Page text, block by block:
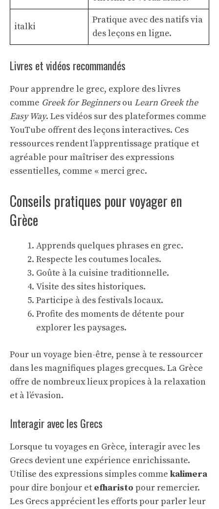
italki
Pratique avec des natifs via
des leçons en ligne.
Livres et vidéos recommandés
Pour apprendre le grec, explore des livres
comme Greek for Beginnersou Learn Greek the
Easy Way. Les vidéos sur des plateformes comme
YouTube offrent des leçons interactives. Ces
ressources rendent l’apprentissage pratique et
agréable pour maîtriser des expressions
essentielles, comme « merci grec.
Conseils pratiques pour voyager en
Grèce
Apprends quelques phrases en grec.
Respecte les coutumes locales.
Goûte à la cuisine traditionnelle.
Visite des sites historiques.
Participe à des festivals locaux.
Profite des moments de détente pour
explorer les paysages.
Pour un voyage bien-être, pense à te ressourcer
dans les magnifiques plages grecques. La Grèce
offre de nombreux lieux propices à la relaxation
et à l’évasion.
Interagir avec les Grecs
Lorsque tu voyages en Grèce, interagir avec les
Grecs devient une expérience enrichissante.
Utilise des expressions simples comme kalimera
pour dire bonjour et efharisto pour remercier.
Les Grecs apprécient les efforts pour parler leur